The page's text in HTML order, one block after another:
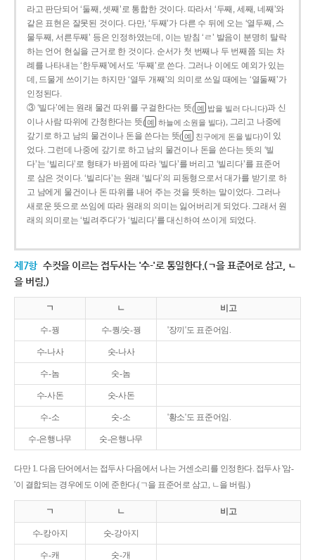
라고 판단되어 ‘둘째, 셋째’로 통합한 것이다. 따라서 ‘두째, 세째, 네째’와
같은 표현은 잘못된 것이다. 다만, ‘두째’가 다른 수 뒤에 오는 ‘열두째, 스
물두째, 서른두째’ 등은 인정하였는데, 이는 받침 ‘ㄹ’ 발음이 분명히 탈락
하는 언어 현실을 근거로 한 것이다. 순서가 첫 번째나 두 번째쯤 되는 차
례를 나타내는 ‘한두째’에서도 ‘두째’로 쓴다. 그러나 이에도 예외가 있는
데, 드물게 쓰이기는 하지만 ‘열두 개째’의 의미로 쓰일 때에는 ‘열둘째’가
인정된다.
③ ‘빌다’에는 원래 물건 따위를 구걸한다는 뜻( 예 밥을 빌러 다니다)과 신
이나 사람 따위에 간청한다는 뜻( 예 하늘에 소원을 빌다), 그리고 나중에
갚기로 하고 남의 물건이나 돈을 쓴다는 뜻( 예 친구에게 돈을 빌다)이 있
었다. 그런데 나중에 갚기로 하고 남의 물건이나 돈을 쓴다는 뜻의 ‘빌
다’는 ‘빌리다’로 형태가 바뀜에 따라 ‘빌다’를 버리고 ‘빌리다’를 표준어
로 삼은 것이다. ‘빌리다’는 원래 ‘빌다’의 피동형으로서 대가를 받기로 하
고 남에게 물건이나 돈 따위를 내어 주는 것을 뜻하는 말이었다. 그러나
새로운 뜻으로 쓰임에 따라 원래의 의미는 잃어버리게 되었다. 그래서 원
래의 의미로는 ‘빌려주다’가 ‘빌리다’를 대신하여 쓰이게 되었다.
제7항 수컷을 이르는 접두사는 '수-'로 통일한다.(ㄱ을 표준어로 삼고, ㄴ
을 버림.)
ㄱ ㄴ 비고
수-꿩 수-퀑/숫-꿩 '장끼'도 표준어임.
수-나사 숫-나사
수-놈 숫-놈
수-사돈 숫-사돈
수-소 숫-소 '황소'도 표준어임.
수-은행나무 숫-은행나무
다만 1. 다음 단어에서는 접두사 다음에서 나는 거센소리를 인정한다. 접두사 '암-
'이 결합되는 경우에도 이에 준한다.(ㄱ을 표준어로 삼고, ㄴ을 버림.)
ㄱ ㄴ 비고
수-캉아지 숫-강아지
수-캐 숫-개